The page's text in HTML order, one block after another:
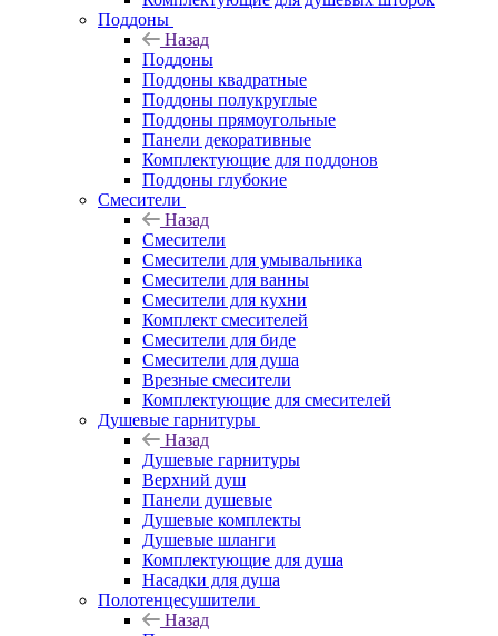
Поддоны
Назад
Поддоны
Поддоны квадратные
Поддоны полукруглые
Поддоны прямоугольные
Панели декоративные
Комплектующие для поддонов
Поддоны глубокие
Смесители
Назад
Смесители
Смесители для умывальника
Смесители для ванны
Смесители для кухни
Комплект смесителей
Смесители для биде
Смесители для душа
Врезные смесители
Комплектующие для смесителей
Душевые гарнитуры
Назад
Душевые гарнитуры
Верхний душ
Панели душевые
Душевые комплекты
Душевые шланги
Комплектующие для душа
Насадки для душа
Полотенцесушители
Назад